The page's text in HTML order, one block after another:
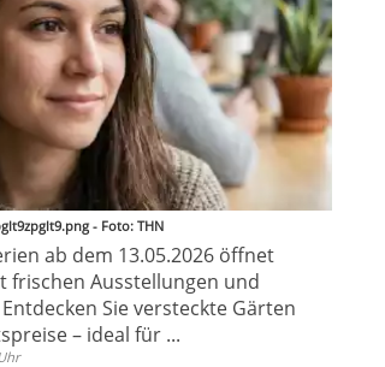
- Foto: THN
ab dem 13.05.2026 öffnet
frischen Ausstellungen und
Sie versteckte Gärten
– ideal für ...